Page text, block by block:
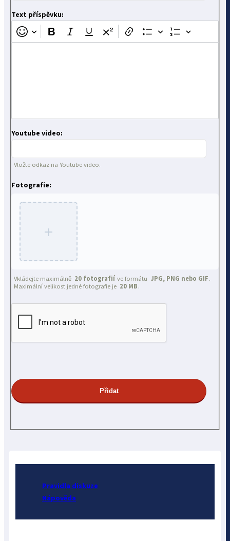
Text příspěvku:
Youtube video:
Vložte odkaz na Youtube video.
Fotografie:
+
Vkládejte maximálně 20 fotografií ve formátu JPG, PNG nebo GIF .
Maximální velikost jedné fotografie je 20 MB .
Pravidla diskuze
Nápověda